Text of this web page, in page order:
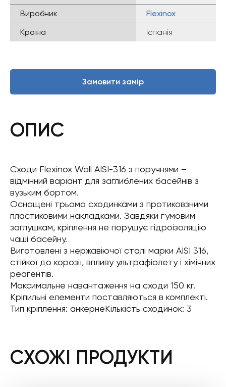
Виробник
Flexinox
Країна
Іспанія
Замовити замір
ОПИС
Сходи Flexinox Wall AISI-316 з поручнями –
відмінний варіант для заглиблених басейнів з
вузьким бортом.
Оснащені трьома сходинками з протиковзними
пластиковими накладками. Завдяки гумовим
заглушкам, кріплення не порушує гідроізоляцію
чаші басейну.
Виготовлені з нержавіючої сталі марки AISI 316,
стійкої до корозії, впливу ультрафіолету і хімічних
реагентів.
Максимальне навантаження на сходи 150 кг.
Кріпильні елементи поставляються в комплекті.
Тип кріплення: анкернеКількість сходинок: 3
СХОЖІ ПРОДУКТИ